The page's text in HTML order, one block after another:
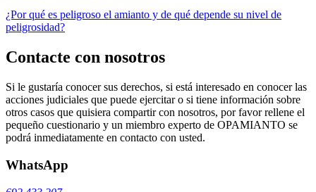
¿Por qué es peligroso el amianto y de qué depende su nivel de
peligrosidad?
Contacte con nosotros
Si le gustaría conocer sus derechos, si está interesado en conocer las
acciones judiciales que puede ejercitar o si tiene información sobre
otros casos que quisiera compartir con nosotros, por favor rellene el
pequeño cuestionario y un miembro experto de OPAMIANTO se
podrá inmediatamente en contacto con usted.
WhatsApp